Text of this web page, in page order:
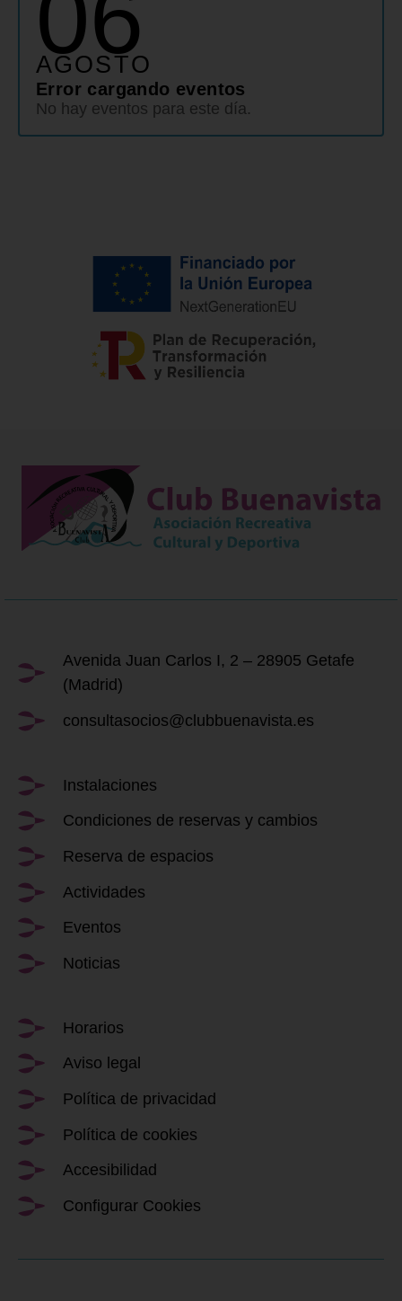
AGOSTO
Error cargando eventos
No hay eventos para este día.
Avenida Juan Carlos I, 2 – 28905 Getafe
(Madrid)
consultasocios@clubbuenavista.es
Instalaciones
Condiciones de reservas y cambios
Reserva de espacios
Actividades
Eventos
Noticias
Horarios
Aviso legal
Política de privacidad
Política de cookies
Accesibilidad
Configurar Cookies